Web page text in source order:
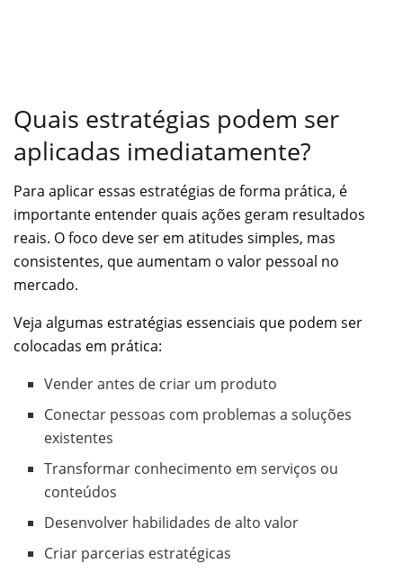
Quais estratégias podem ser
aplicadas imediatamente?
Para aplicar essas estratégias de forma prática, é
importante entender quais ações geram resultados
reais. O foco deve ser em atitudes simples, mas
consistentes, que aumentam o valor pessoal no
mercado.
Veja algumas estratégias essenciais que podem ser
colocadas em prática:
Vender antes de criar um produto
Conectar pessoas com problemas a soluções
existentes
Transformar conhecimento em serviços ou
conteúdos
Desenvolver habilidades de alto valor
Criar parcerias estratégicas